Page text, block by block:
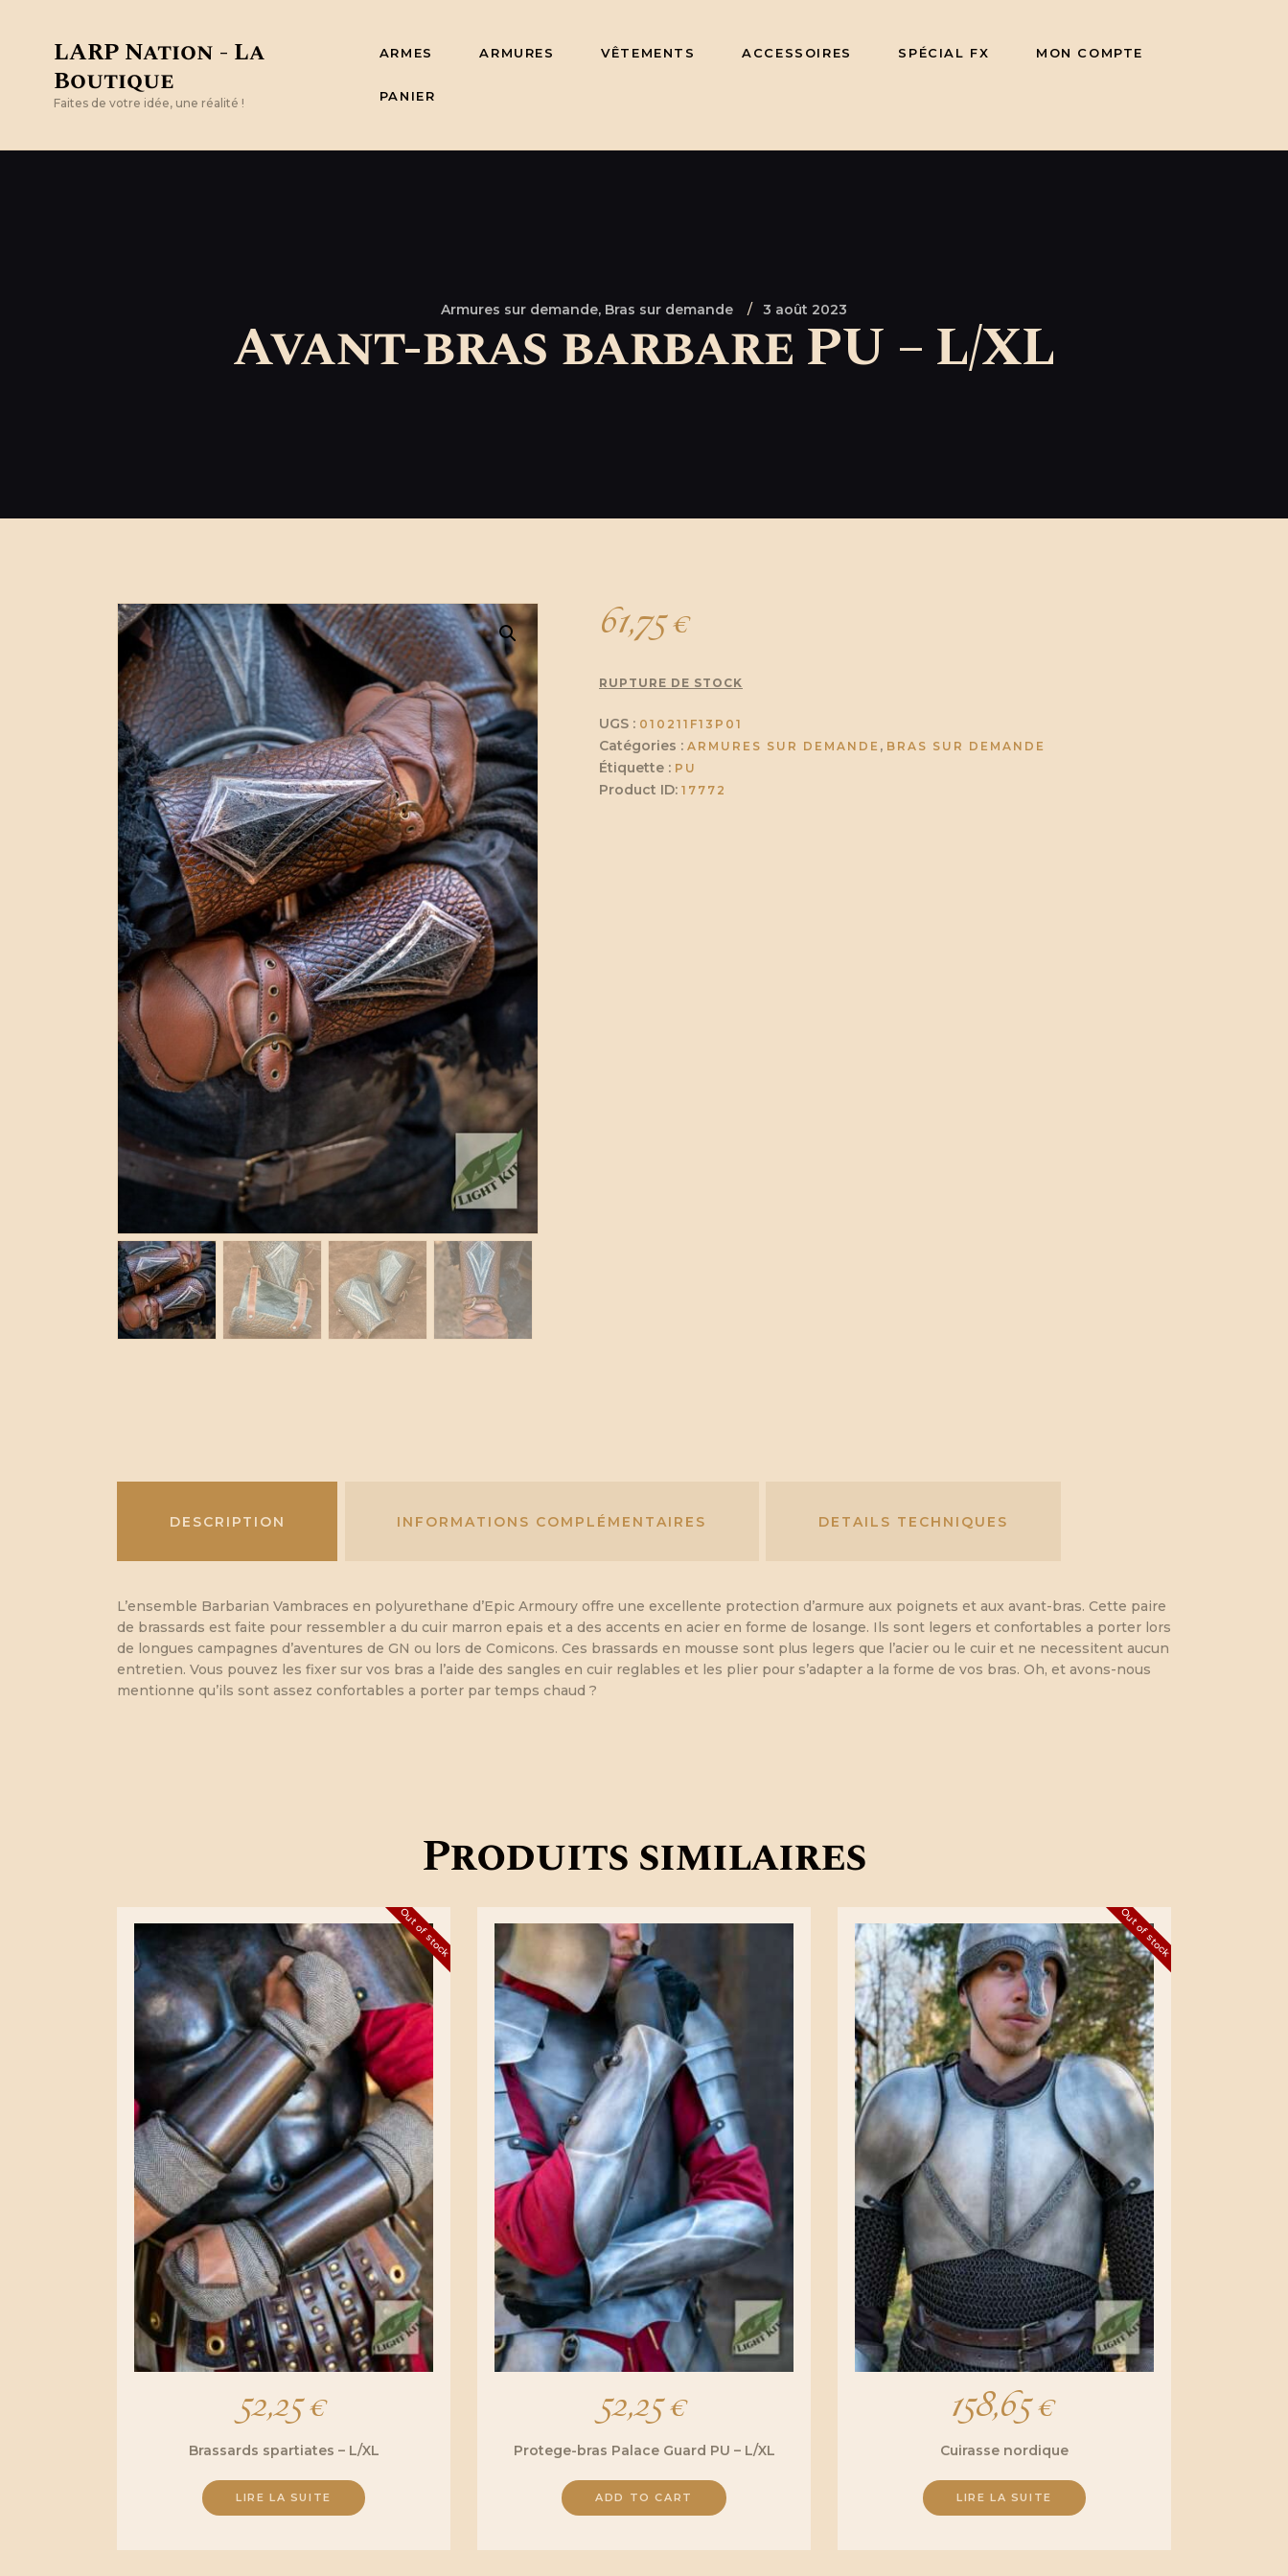
LARP Nation - La
Boutique
Faites de votre idée, une réalité !
ARMES ARMURES VÊTEMENTS ACCESSOIRES SPÉCIAL FX MON COMPTE
PANIER
Armures sur demande, Bras sur demande 3 août 2023
Avant-bras barbare PU – L/XL
61,75€
RUPTURE DE STOCK
UGS : 010211F13P01
Catégories : ARMURES SUR DEMANDE , BRAS SUR DEMANDE
Étiquette : PU
Product ID: 17772
DESCRIPTION INFORMATIONS COMPLÉMENTAIRES DETAILS TECHNIQUES
L’ensemble Barbarian Vambraces en polyurethane d’Epic Armoury offre une excellente protection d’armure aux poignets et aux avant-bras. Cette paire
de brassards est faite pour ressembler a du cuir marron epais et a des accents en acier en forme de losange. Ils sont legers et confortables a porter lors
de longues campagnes d’aventures de GN ou lors de Comicons. Ces brassards en mousse sont plus legers que l’acier ou le cuir et ne necessitent aucun
entretien. Vous pouvez les fixer sur vos bras a l’aide des sangles en cuir reglables et les plier pour s’adapter a la forme de vos bras. Oh, et avons-nous
mentionne qu’ils sont assez confortables a porter par temps chaud ?
Produits similaires
Out of stock
52,25€
Brassards spartiates – L/XL
LIRE LA SUITE
52,25€
Protege-bras Palace Guard PU – L/XL
ADD TO CART
Out of stock
158,65€
Cuirasse nordique
LIRE LA SUITE